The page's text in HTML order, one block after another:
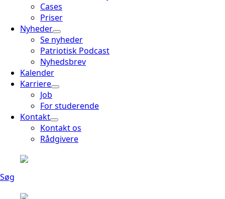
Cases
Priser
Nyheder
Se nyheder
Patriotisk Podcast
Nyhedsbrev
Kalender
Karriere
Job
For studerende
Kontakt
Kontakt os
Rådgivere
Søg